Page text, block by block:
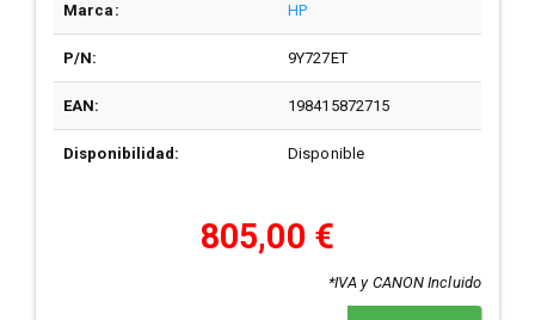
Marca: HP
P/N: 9Y727ET
EAN: 198415872715
Disponibilidad: Disponible
805,00 €
*IVA y CANON Incluido